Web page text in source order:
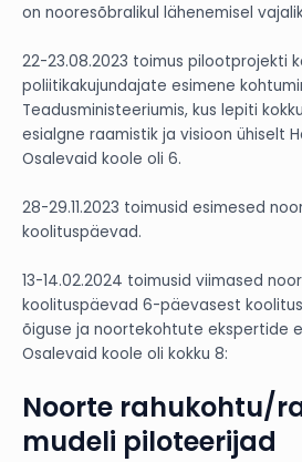
on nooresõbralikul lähenemisel
22-23.08.2023 toimus pilootprojekti
poliitikakujundajate esimene
Teadusministeeriumis, kus lepiti
esialgne raamistik ja visioon ühiselt
Osalevaid koole oli 6.
28-29.11.2023 toimusid esimesed
koolituspäevad.
13-14.02.2024 toimusid viimased
koolituspäevad 6-päevasest
õiguse ja noortekohtute ekspertide
Osalevaid koole oli kokku 8:
Noorte rahukohtu/
mudeli piloteerijad